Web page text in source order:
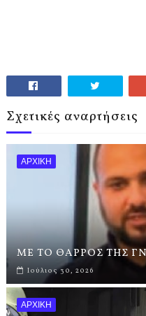
Σχετικές αναρτήσεις
ΑΡΧΙΚΗ
ΜΕ ΤΟ ΘΑΡΡΟΣ ΤΗΣ
Ιούλιος 30, 2026
ΑΡΧΙΚΗ